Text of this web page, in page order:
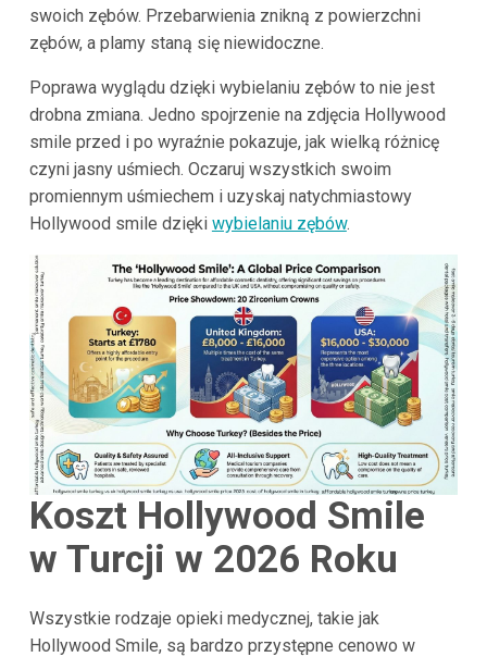
swoich zębów. Przebarwienia znikną z powierzchni
zębów, a plamy staną się niewidoczne.
Poprawa wyglądu dzięki wybielaniu zębów to nie jest
drobna zmiana. Jedno spojrzenie na zdjęcia Hollywood
smile przed i po wyraźnie pokazuje, jak wielką różnicę
czyni jasny uśmiech. Oczaruj wszystkich swoim
promiennym uśmiechem i uzyskaj natychmiastowy
Hollywood smile dzięki wybielaniu zębów.
Koszt Hollywood Smile
w Turcji w 2026 Roku
Wszystkie rodzaje opieki medycznej, takie jak
Hollywood Smile, są bardzo przystępne cenowo w